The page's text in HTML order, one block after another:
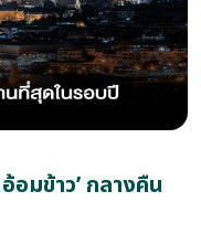
อมข้าว’ กลางคืน